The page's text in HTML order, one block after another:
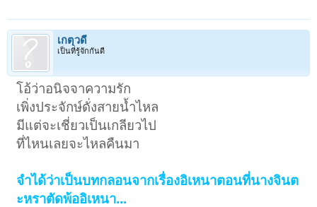
เกตุวดี
เป็นที่รู้จักกันดี
โอ้ว่าอนิจจาความรัก
เพิ่งประจักษ์ดั่งสายน้ำไหล
มีแต่จะเชี่ยวเป็นเกลียวไป
ที่ไหนเลยจะไหลคืนมา
จำได้ว่าเป็นบทกลอนจากเรื่องอิเหนาตอนที่นางจินต
ะหราตัดพ้ออิเหนา...